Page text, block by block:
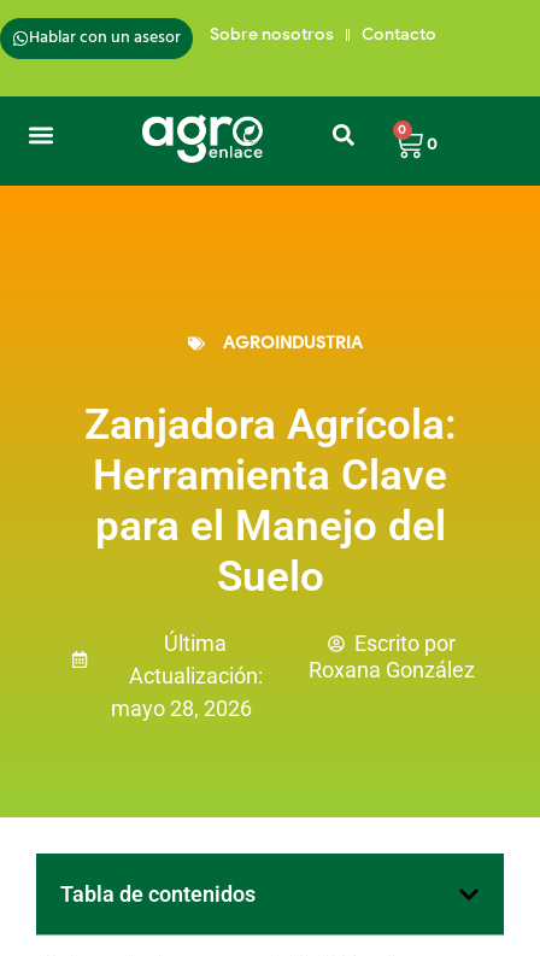
Hablar con un asesor Sobre nosotros Contacto
0
0
AGROINDUSTRIA
Zanjadora Agrícola:
Herramienta Clave
para el Manejo del
Suelo
Última
Actualización:
mayo 28, 2026
Escrito por
Roxana González
Tabla de contenidos